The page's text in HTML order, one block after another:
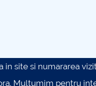
in site si numararea
Multumim pentru